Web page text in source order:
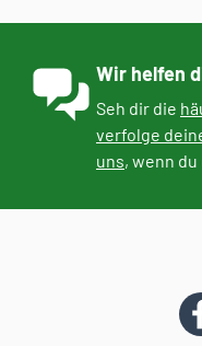
Wir helfen
Seh dir die
verfolge
uns, wenn du